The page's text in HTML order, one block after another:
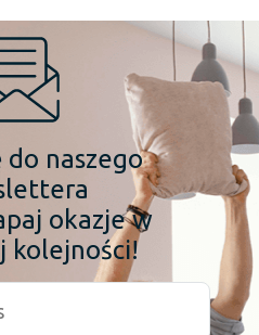
do naszego
okazje w
kolejności!